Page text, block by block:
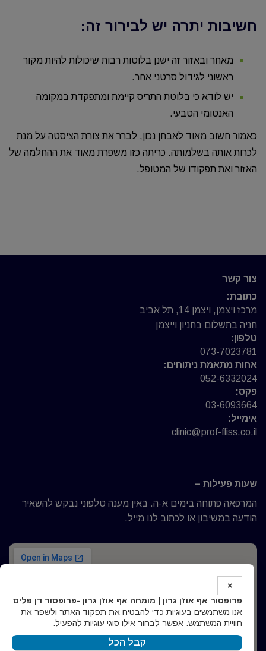
חשיבות יתרה יש לבירור זה:
מאחר ובאזור זה ישנן בלוטות רבות שיכולות להיות מקור
ראשוני לגידול סרטני אחר.
יש לודא כי בלוטת התריס קיימת ומתפקדת במקומה
האנטומי הטבעי.
כאמור חשוב מאוד לאבחן נכון, לברר את צורת הציסטה על מנת
לכרות אותה בשלמותה. כריתה כזו משפרת מאוד את ההחלמה של
האזור ואת תפקודו של המטופל.
צור קשר
כתובת:
מרכז ויצמן, ויצמן 14, תל אביב
חניה בתשלום בחניון וייצמן
טלפון:
073-7023781
אחות מתאמת ניתוחים:
052-6332024
פקס:
03-6093664
אימייל:
clinic@prof-fliss.co.il
שעות פעילות –
המרפאה פתוחה בימים א-ה. באין מענה טלפוני נבקש להשאיר
הודעה במשיבון או לכתוב לנו מייל.
×
פרופסור אף אוזן גרון | מומחה אף אוזן גרון -פרופסור דן פליס
אנו משתמשים בעוגיות כדי להבטיח את תפקוד האתר ולשפר את
חוויית המשתמש. אפשר לבחור אילו סוגי עוגיות להפעיל.
קבל הכל